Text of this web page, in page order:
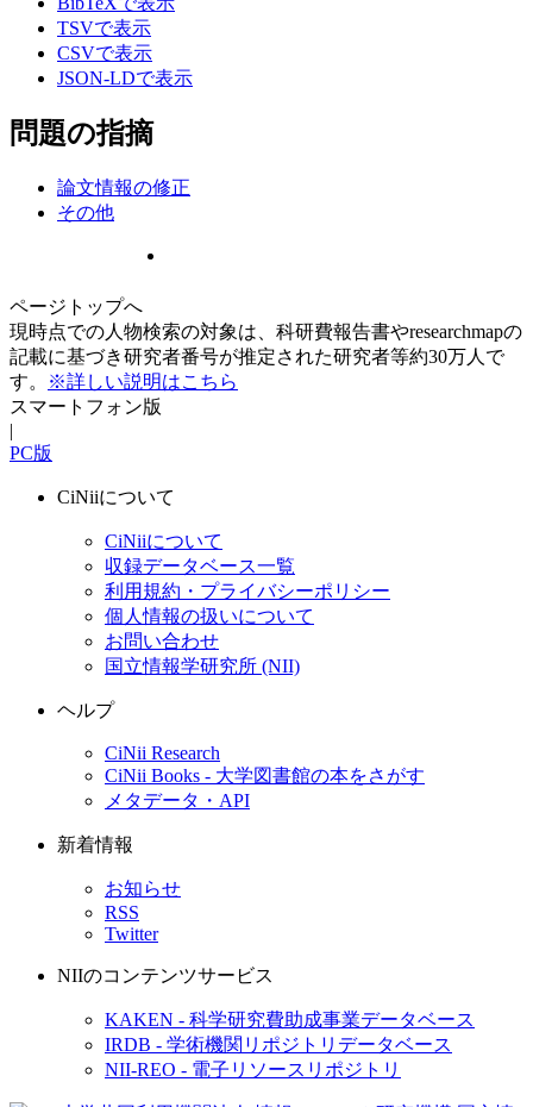
TSVで表示
CSVで表示
JSON-LDで表示
問題の指摘
論文情報の修正
その他
ページトップへ
現時点での人物検索の対象は、科研費報告書やresearchmapの
記載に基づき研究者番号が推定された研究者等約30万人で
す。
※詳しい説明はこちら
スマートフォン版
|
PC版
CiNiiについて
CiNiiについて
収録データベース一覧
利用規約・プライバシーポリシー
個人情報の扱いについて
お問い合わせ
国立情報学研究所 (NII)
ヘルプ
CiNii Research
CiNii Books - 大学図書館の本をさがす
メタデータ・API
新着情報
お知らせ
RSS
Twitter
NIIのコンテンツサービス
KAKEN - 科学研究費助成事業データベース
IRDB - 学術機関リポジトリデータベース
NII-REO - 電子リソースリポジトリ